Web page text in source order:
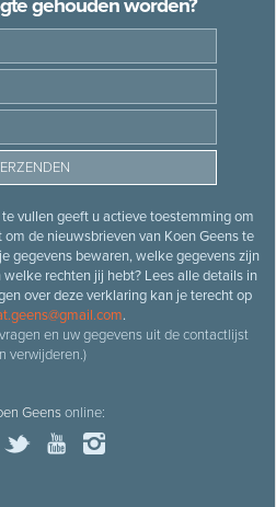
gehouden worden?
vullen geeft u actieve toestemming om
de nieuwsbrieven van Koen Geens te
gegevens bewaren, welke gegevens zijn
rechten jij hebt? Lees alle details in
over deze verklaring kan je terecht op
.
en uw gegevens uit de contactlijst
verwijderen.)
Geensonline: